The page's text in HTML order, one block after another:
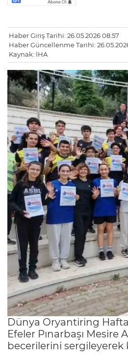
Haber Giriş Tarihi: 26.05.2026 08:57
Haber Güncellenme Tarihi:
Kaynak: İHA
Dünya Oryantiring
Efeler Pınarbaşı
becerilerini sergileyerek